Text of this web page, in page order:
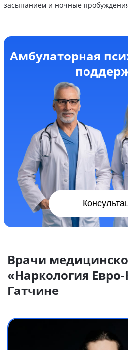
засыпанием и ночные
Амбулаторная
Врачи
«Наркология
Гатчине